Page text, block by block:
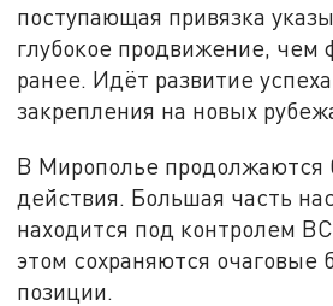
поступающая привязка
глубокое продвижение, чем
ранее. Идёт развитие
закрепления на новых
В Мирополье продолжаются
действия. Большая часть
находится под контролем
этом сохраняются очаговые
позиции.